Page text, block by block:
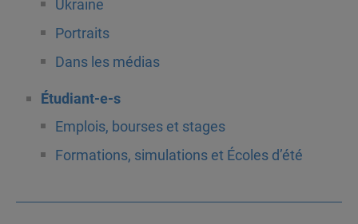
Ukraine
Portraits
Dans les médias
Étudiant-e-s
Emplois, bourses et stages
Formations, simulations et Écoles d’été